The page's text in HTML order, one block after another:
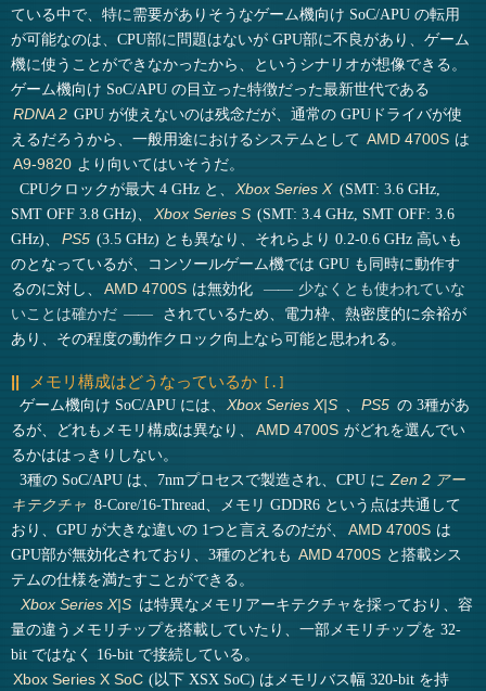
ている中で、特に需要がありそうなゲーム機向け SoC/APU の転用
が可能なのは、CPU部に問題はないが GPU部に不良があり、ゲーム
機に使うことができなかったから、というシナリオが想像できる。
ゲーム機向け SoC/APU の目立った特徴だった最新世代である
RDNA 2 GPU が使えないのは残念だが、通常の GPUドライバが使
えるだろうから、一般用途におけるシステムとして AMD 4700S は
A9-9820 より向いてはいそうだ。
CPUクロックが最大 4 GHz と、
Xbox Series X (SMT: 3.6 GHz,
SMT OFF 3.8 GHz)、
Xbox Series S (SMT: 3.4 GHz, SMT OFF: 3.6
GHz)、
PS5 (3.5 GHz) とも異なり、それらより 0.2-0.6 GHz 高いも
のとなっているが、コンソールゲーム機では GPU も同時に動作す
るのに対し、
AMD 4700S は無効化
少なくとも使われていな
いことは確かだ
されているため、電力枠、熱密度的に余裕が
あり、その程度の動作クロック向上なら可能と思われる。
メモリ構成はどうなっているか
ゲーム機向け SoC/APU には、 Xbox Series X|S 、 PS5 の 3種があ
るが、どれもメモリ構成は異なり、
AMD 4700S がどれを選んでい
るかははっきりしない。
3種の SoC/APU は、7nmプロセスで製造され、CPU に Zen 2 アー
キテクチャ 8-Core/16-Thread、メモリ GDDR6 という点は共通して
おり、GPU が大きな違いの 1つと言えるのだが、
AMD 4700S は
GPU部が無効化されており、3種のどれも AMD 4700S と搭載シス
テムの仕様を満たすことができる。
Xbox Series X|S は特異なメモリアーキテクチャを採っており、容
量の違うメモリチップを搭載していたり、一部メモリチップを 32-
bit ではなく 16-bit で接続している。
Xbox Series X SoC (以下 XSX SoC) はメモリバス幅 320-bit を持